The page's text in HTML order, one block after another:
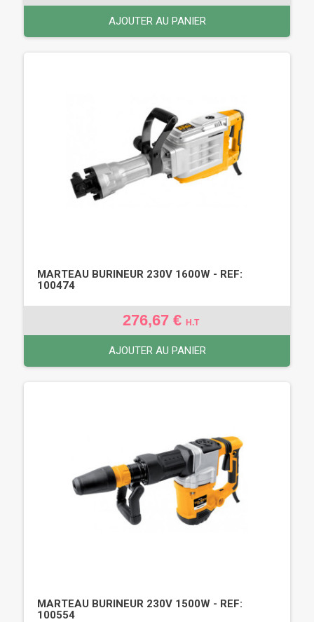
AJOUTER AU PANIER
MARTEAU BURINEUR 230V 1600W - REF:
100474
276,67 € H.T
AJOUTER AU PANIER
MARTEAU BURINEUR 230V 1500W - REF:
100554